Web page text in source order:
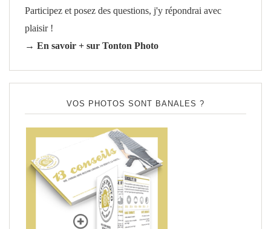
Participez et posez des questions, j'y répondrai avec
plaisir !
→ En savoir + sur Tonton Photo
VOS PHOTOS SONT BANALES ?